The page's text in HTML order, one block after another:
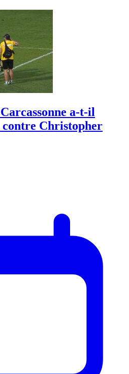
a-t-il
Christopher